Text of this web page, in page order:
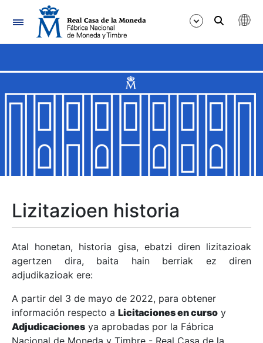
Nabigazioa
Erakutsi/Ezkutatu
Erakutsi/Ezkutatu
Erakutsi/Ezkutatu
Erakutsi/Ezkutatu
Erakutsi/Ezkutatu
Erakutsi/Ezkutatu
Lizitazioen historia
Atal honetan, historia gisa, ebatzi diren lizitazioak
agertzen dira, baita hain berriak ez diren
adjudikazioak ere:
A partir del 3 de mayo de 2022, para obtener
información respecto a Licitaciones en curso y
Adjudicaciones ya aprobadas por la Fábrica
Nacional de Moneda y Timbre - Real Casa de la